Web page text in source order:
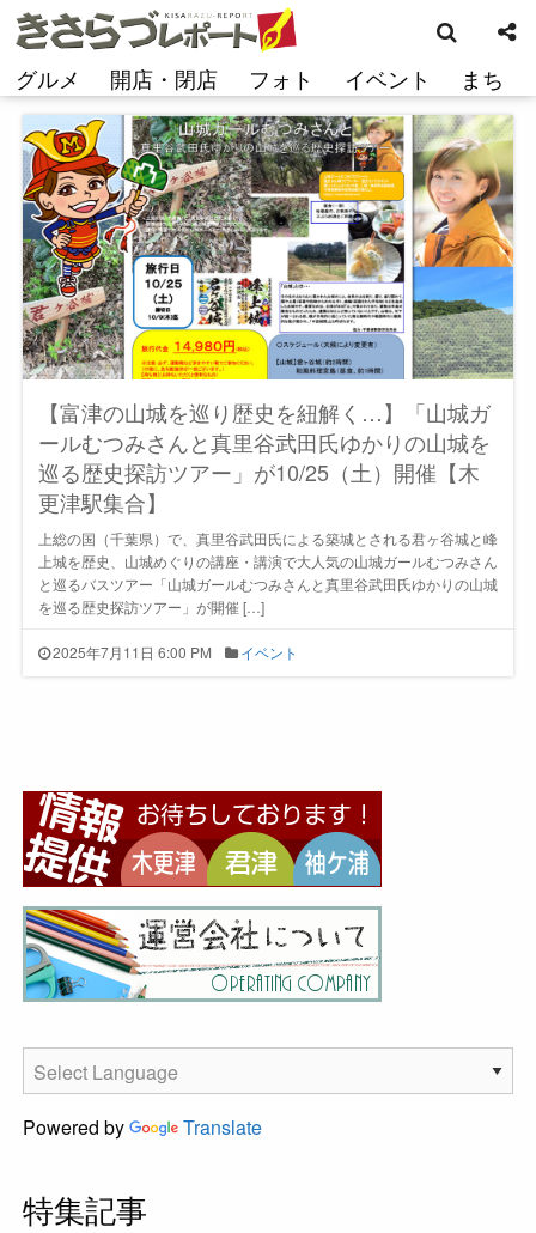
コ
ン
ン
グルメ 開店・閉店 フォト イベント まち
索
【富津の山城を巡り歴史を紐解く…】「山城ガ
ールむつみさんと真里谷武田氏ゆかりの山城を
巡る歴史探訪ツアー」が10/25（土）開催【木
更津駅集合】
上総の国（千葉県）で、真里谷武田氏による築城とされる君ヶ谷城と峰
上城を歴史、山城めぐりの講座・講演で大人気の山城ガールむつみさん
と巡るバスツアー「山城ガールむつみさんと真里谷武田氏ゆかりの山城
を巡る歴史探訪ツアー」が開催 […]
2025年7月11日 6:00 PM イベント
Powered by Translate
特集記事